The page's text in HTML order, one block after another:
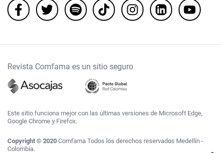
Revista Comfama es un sitio seguro
Este sitio funciona mejor con las últimas versiones de Microsoft Edge,
Google Chrome y Firefox.
Copyright © 2020 Comfama Todos los derechos reservados Medellín -
Colombia.